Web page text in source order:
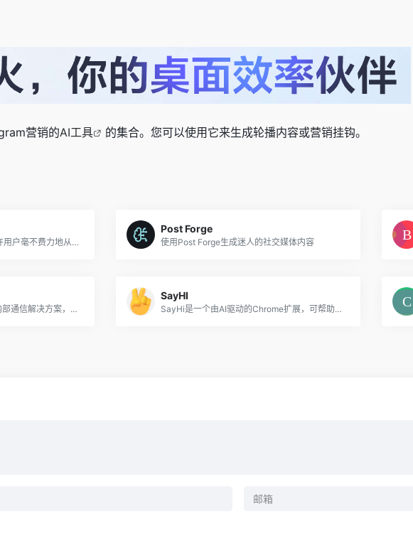
营销的AI工具 的集合。您可以使用它来生成轮播内容或营销挂钩。
ClipMaker是一种工具，允许用户毫不费力地从YouTube视频中创建短片，并将其安排在TikTok和Instagram上。
Post Forge
使用Post Forge生成迷人的社交媒体内容
Soundbite是一种基于AI的内部通信解决方案，可提高通信效率，信任和参与度。
SayHI
SayHi是一个由AI驱动的Chrome扩展，可帮助用户编写适合其收件人的个性化和有说服力的LinkedIn消息，适用于各种专业活动。